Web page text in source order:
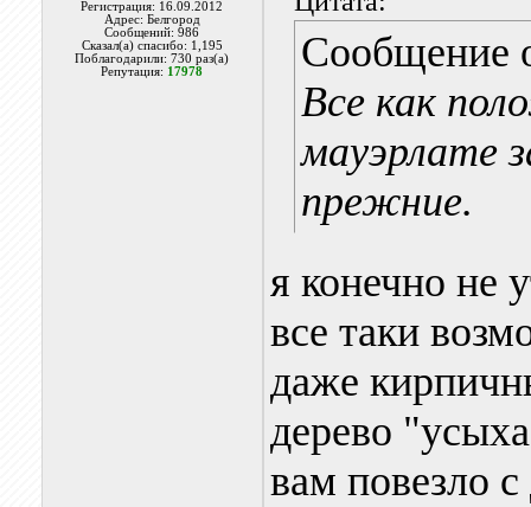
Регистрация: 16.09.2012
Адрес: Белгород
Сообщений: 986
Сказал(а) спасибо: 1,195
Поблагодарили: 730 раз(а)
Репутация: 17978
Сообщение
Все как
мауэрлате
прежние.
я конечно не
все таки
даже
дерево
вам повезло